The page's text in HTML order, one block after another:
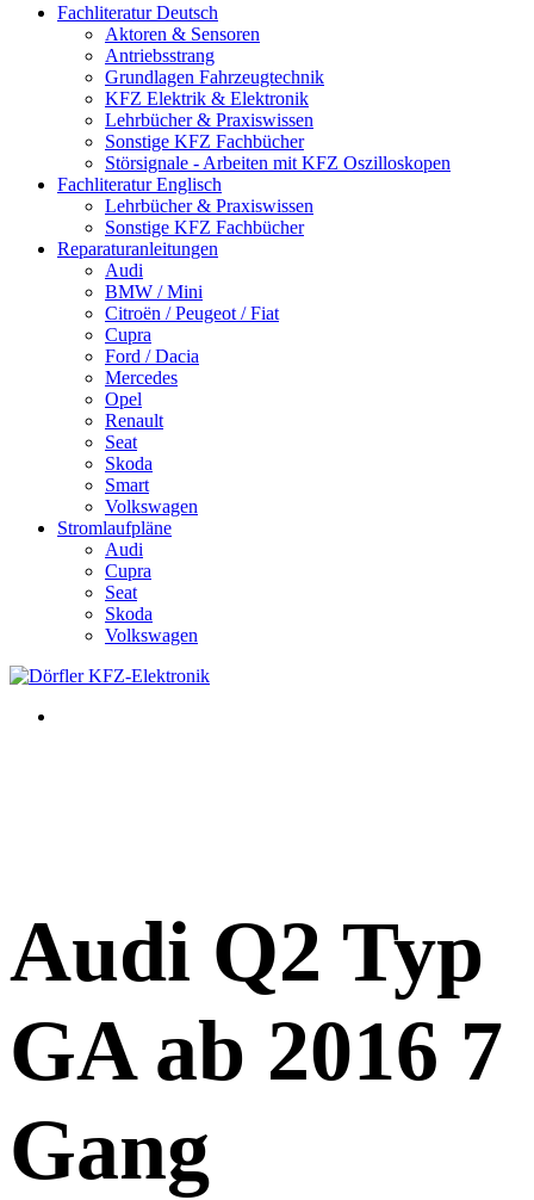
Fachliteratur Deutsch
Aktoren & Sensoren
Antriebsstrang
Grundlagen Fahrzeugtechnik
KFZ Elektrik & Elektronik
Lehrbücher & Praxiswissen
Sonstige KFZ Fachbücher
Störsignale - Arbeiten mit KFZ Oszilloskopen
Fachliteratur Englisch
Lehrbücher & Praxiswissen
Sonstige KFZ Fachbücher
Reparaturanleitungen
Audi
BMW / Mini
Citroën / Peugeot / Fiat
Cupra
Ford / Dacia
Mercedes
Opel
Renault
Seat
Skoda
Smart
Volkswagen
Stromlaufpläne
Audi
Cupra
Seat
Skoda
Volkswagen
Audi Q2 Typ
GA ab 2016 7
Gang